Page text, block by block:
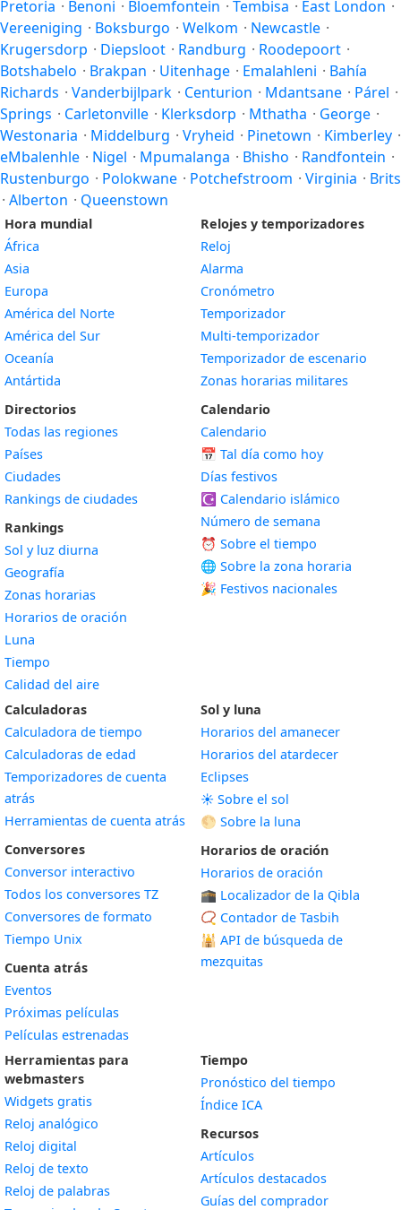
Pretoria · Benoni · Bloemfontein · Tembisa · East London ·
Vereeniging · Boksburgo · Welkom · Newcastle ·
Krugersdorp · Diepsloot · Randburg · Roodepoort ·
Botshabelo · Brakpan · Uitenhage · Emalahleni · Bahía
Richards · Vanderbijlpark · Centurion · Mdantsane · Párel ·
Springs · Carletonville · Klerksdorp · Mthatha · George ·
Westonaria · Middelburg · Vryheid · Pinetown · Kimberley ·
eMbalenhle · Nigel · Mpumalanga · Bhisho · Randfontein ·
Rustenburgo · Polokwane · Potchefstroom · Virginia · Brits
· Alberton · Queenstown
Hora mundial
África
Asia
Europa
América del Norte
América del Sur
Oceanía
Antártida
Directorios
Todas las regiones
Países
Ciudades
Rankings de ciudades
Rankings
Sol y luz diurna
Geografía
Zonas horarias
Horarios de oración
Luna
Tiempo
Calidad del aire
Relojes y temporizadores
Reloj
Alarma
Cronómetro
Temporizador
Multi-temporizador
Temporizador de escenario
Zonas horarias militares
Calendario
Calendario
📅 Tal día como hoy
Días festivos
☪️ Calendario islámico
Número de semana
⏰ Sobre el tiempo
🌐 Sobre la zona horaria
🎉 Festivos nacionales
Calculadoras
Calculadora de tiempo
Calculadoras de edad
Temporizadores de cuenta
atrás
Herramientas de cuenta atrás
Conversores
Conversor interactivo
Todos los conversores TZ
Conversores de formato
Tiempo Unix
Cuenta atrás
Eventos
Próximas películas
Películas estrenadas
Sol y luna
Horarios del amanecer
Horarios del atardecer
Eclipses
☀️ Sobre el sol
🌕 Sobre la luna
Horarios de oración
Horarios de oración
🕋 Localizador de la Qibla
📿 Contador de Tasbih
🕌 API de búsqueda de
mezquitas
Herramientas para
webmasters
Widgets gratis
Reloj analógico
Reloj digital
Reloj de texto
Reloj de palabras
Tiempo
Pronóstico del tiempo
Índice ICA
Recursos
Artículos
Artículos destacados
Guías del comprador